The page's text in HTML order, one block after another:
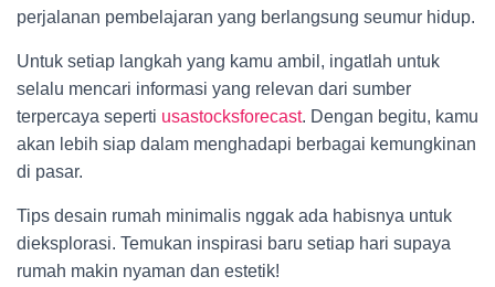
perjalanan pembelajaran yang berlangsung seumur hidup.
Untuk setiap langkah yang kamu ambil, ingatlah untuk
selalu mencari informasi yang relevan dari sumber
terpercaya seperti usastocksforecast. Dengan begitu, kamu
akan lebih siap dalam menghadapi berbagai kemungkinan
di pasar.
Tips desain rumah minimalis nggak ada habisnya untuk
dieksplorasi. Temukan inspirasi baru setiap hari supaya
rumah makin nyaman dan estetik!